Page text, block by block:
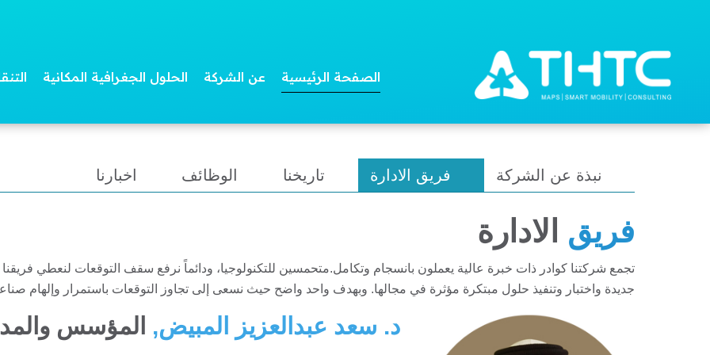
الصفحة الرئيسية عن الشركة الحلول الجغرافية المكانية
القطاعات
حسابات
نبذة عن الشركة فريق الادارة تاريخنا الوظائف اخبارنا
فريق الادارة
تجمع شركتنا كوادر ذات خبرة عالية يعملون بانسجام وتكامل.متحمسين للتكنولوجيا، ودائماً نرفع سقف التوقعات لنعطي
جديدة واختبار وتنفيذ حلول مبتكرة مؤثرة في مجالها. وبهدف واحد واضح حيث نسعى إلى تجاوز التوقعات باستمرار وإلهام
د. سعد عبدالعزيز المبيض, المؤسس